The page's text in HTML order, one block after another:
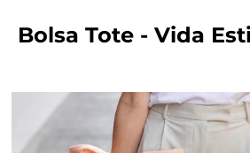
Bolsa Tote - Vida